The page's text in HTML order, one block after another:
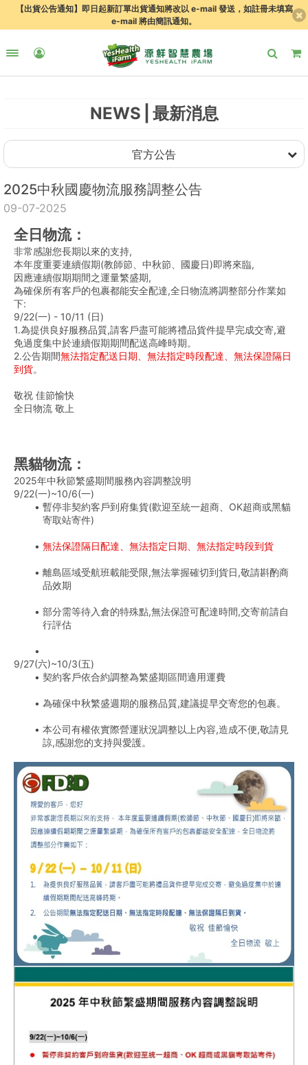
【出貨公告通知】即日起新訂單出貨通知將改以 e-mail 發送，如註冊未填寫
e-mail 將由簡訊通知。
NEWS 最新消息
官方公告
2025中秋國慶物流服務調整公告
09-07-2025
全日物流：
非常感謝您長期以來的支持,
本年度重要連續假期(教師節、中秋節、國慶日)即將來臨,
因應連續假期期間之運量繁盛期,
為確保所有客戶的包裹都能安全配達,全日物流將調整部分作業如
下:
9/22(一) - 10/11 (日)
1.為提供良好服務品質,請客戶盡可能將禮品貨件提早完成交寄,避
免過度集中於連續假期期間配送高峰時期。
2.公告期間無法指定配送日期、無法指定時段配達、無法保證隔日
到貨。
敬祝 佳節愉快
全日物流 敬上
黑貓物流：
2025年中秋節繁盛期間服務內容調整說明
9/22(一)~10/6(一)
暫停非契約客戶到府集貨(歡迎至統一超商、OK超商或黑貓
寄取站寄件)
無法保證隔日配達、無法指定日期、無法指定時段到貨
離島區域受航班載能受限,無法掌握確切到貨日,敬請斟酌商
品效期
部分需等待入倉的特殊點,無法保證可配達時間,交寄前請自
行評估
9/27(六)~10/3(五)
契約客戶依合約調整為繁盛期區間適用運費
為確保中秋繁盛週期的服務品質,建議提早交寄您的包裹。
本公司有權依實際營運狀況調整以上內容,造成不便,敬請見
諒,感謝您的支持與愛護。